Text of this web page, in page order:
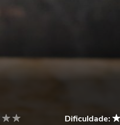
Dificuldade: